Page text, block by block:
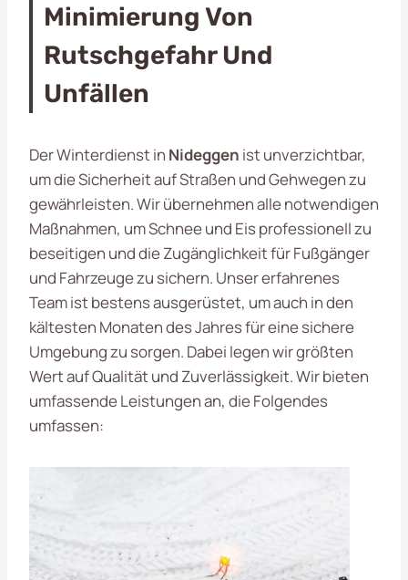
Minimierung Von
Rutschgefahr Und
Unfällen
Der Winterdienst in Nideggen ist unverzichtbar,
um die Sicherheit auf Straßen und Gehwegen zu
gewährleisten. Wir übernehmen alle notwendigen
Maßnahmen, um Schnee und Eis professionell zu
beseitigen und die Zugänglichkeit für Fußgänger
und Fahrzeuge zu sichern. Unser erfahrenes
Team ist bestens ausgerüstet, um auch in den
kältesten Monaten des Jahres für eine sichere
Umgebung zu sorgen. Dabei legen wir größten
Wert auf Qualität und Zuverlässigkeit. Wir bieten
umfassende Leistungen an, die Folgendes
umfassen: